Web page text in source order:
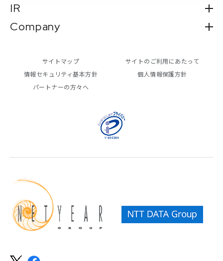
IR
Company
サイトのご利用にあたって
個人情報保護方針
情報セキュリティ基本方針
パートナーの方々へ
サイトマップ